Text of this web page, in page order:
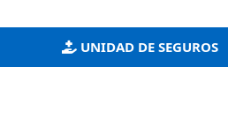
UNIDAD DE SEGUROS